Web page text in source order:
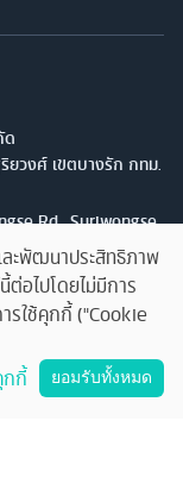
ด
ยวงศ์ เขตบางรัก กทม.
Rd., Suriwongse,
9982
วร์ครับ
ละพัฒนาประสิทธิภาพ
ต่อไปโดยไม่มีการ
รใช้คุกกี้ ("Cookie
กกี้
ยอมรับทั้งหมด